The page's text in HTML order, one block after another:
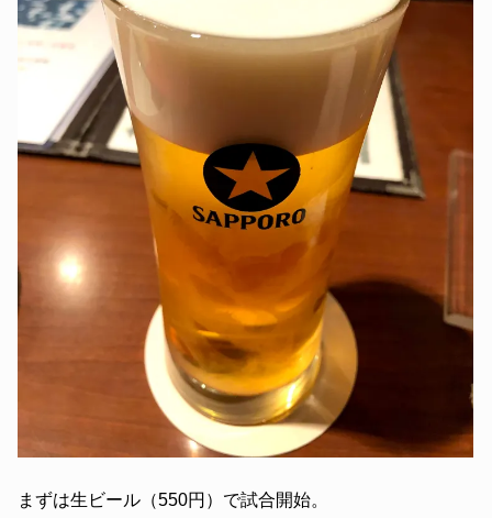
まずは生ビール（550円）で試合開始。